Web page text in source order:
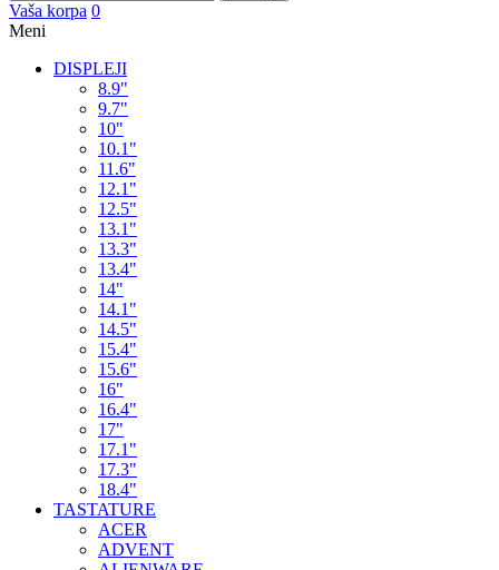
Vaša korpa 0
Meni
DISPLEJI
8.9"
9.7"
10"
10.1"
11.6"
12.1"
12.5"
13.1"
13.3"
13.4"
14"
14.1"
14.5"
15.4"
15.6"
16"
16.4"
17"
17.1"
17.3"
18.4"
TASTATURE
ACER
ADVENT